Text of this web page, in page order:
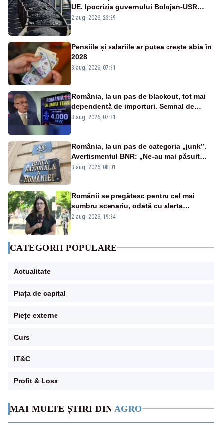
MAI MULTE ȘTIRI DIN AGRO
UE. Ipocrizia guvernului Bolojan-USR
după starea de alertă
2 aug. 2026, 23:29
Pensiile și salariile ar putea crește abia în
2028
3 aug. 2026, 07:31
România, la un pas de blackout, tot mai
dependentă de importuri. Semnal de
alarmă tras de un expert în energie
3 aug. 2026, 07:31
România, la un pas de categoria „junk”.
Avertismentul BNR: „Ne-au mai păsuit
pentru câteva luni”
3 aug. 2026, 08:01
Românii se pregătesc pentru cel mai
sumbru scenariu, odată cu alerta
energetică
2 aug. 2026, 19:34
CATEGORII POPULARE
Actualitate
Piața de capital
Piețe externe
Curs
IT&C
Profit & Loss